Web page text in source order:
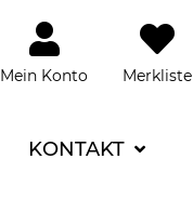
Mein Konto Merkliste
KONTAKT